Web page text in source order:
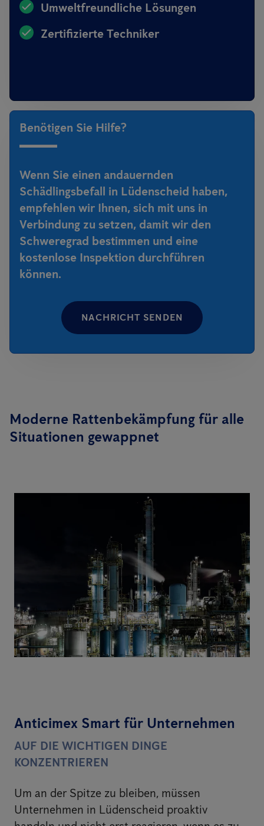
Umweltfreundliche Lösungen
Zertifizierte Techniker
Benötigen Sie Hilfe?
Wenn Sie einen andauernden
Schädlingsbefall in Lüdenscheid haben,
empfehlen wir Ihnen, sich mit uns in
Verbindung zu setzen, damit wir den
Schweregrad bestimmen und eine
kostenlose Inspektion durchführen
können.
NACHRICHT SENDEN
Moderne Rattenbekämpfung für alle
Situationen gewappnet
Anticimex Smart für Unternehmen
AUF DIE WICHTIGEN DINGE
KONZENTRIEREN
Um an der Spitze zu bleiben, müssen
Unternehmen in Lüdenscheid proaktiv